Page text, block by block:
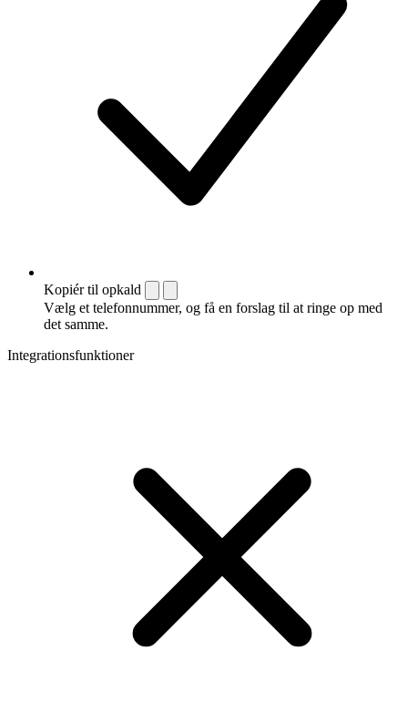
Kopiér til opkald
Vælg et telefonnummer, og få en forslag til at ringe op med
det samme.
Integrationsfunktioner